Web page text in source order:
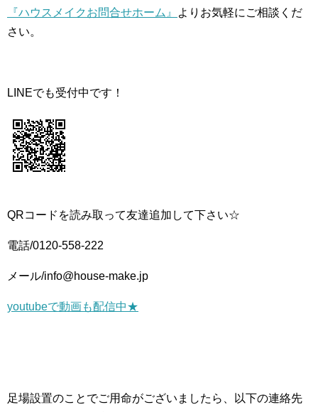
『ハウスメイクお問合せホーム』
よりお気軽にご相談くだ
さい。
LINEでも受付中です！
QRコードを読み取って友達追加して下さい☆
電話/0120-558-222
メール/info@house-make.jp
youtubeで動画も配信中★
足場設置のことでご用命がございましたら、以下の連絡先